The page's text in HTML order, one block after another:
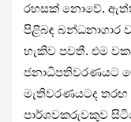
රහසක් නොවේ.
පිළිබඳ බන්ධනාගාර
හැකිව පවතී. එම
ජනාධිපතිවරණයට
මැතිවරණයටද
පාර්ශවකරුවකුව